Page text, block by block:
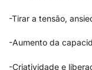
-Tirar a tensão,
-Aumento da
-Criatividade e